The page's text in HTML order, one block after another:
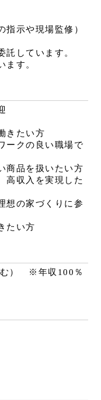
示や現場監修）
しています。
ます。
きたい方
ークの良い職場で
商品を扱いたい方
高収入を実現した
想の家づくりに参
たい方
む） ※年収100％